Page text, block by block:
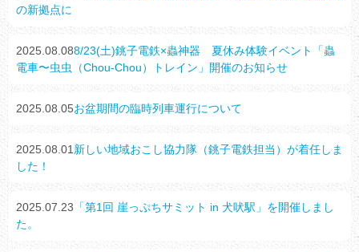
の新拠点に
2025.08.088/23(土)銚子電鉄×蟲神器 夏休み体験イベント「蟲
電車〜虫虫（Chou-Chou）トレイン」開催のお知らせ
2025.08.05お盆期間の臨時列車運行について
2025.08.01 新しい地域おこし協力隊（銚子電鉄担当）が着任しま
した！
2025.07.23 「第1回 崖っぷちサミット in 犬吠駅」を開催しまし
た。